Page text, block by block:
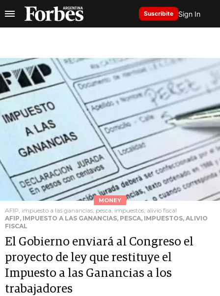
Suscribite Sign In
MONEY
AFIP, impuesto a las ganancias, pesca, impuestos, alivio fiscal
AFIP, IMPUESTO A LAS GANANCIAS, PESCA, IMPUESTOS, ALIVIO
FISCAL
El Gobierno enviará al Congreso el
proyecto de ley que restituye el
Impuesto a las Ganancias a los
trabajadores